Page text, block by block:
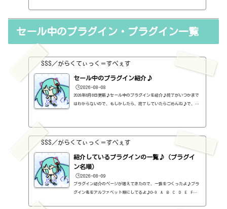
（追記）2日後にまさかの一本化を止めるという通知。販売も行われ
ab%e3%82%92%...
セール中のプラグイン・プラグイン一覧
SSS／がらくてぃっく＝すぺぇす
セール中のプラグイン紹介♪
🕒️2026-08-08
2026年8月8日更新♪セール中のプラグインを紹介♪終了がいつかまで
はわからないので、もしかしたら、終了していたらごめんね♪で、相
CLASSIC（2B Played Music）定価：29.99ドル → 19.99ドル（本家さ
ま）2B REVERBED（2B Played Music）定価：29.99ドル → 19.99ド
ル（本家さ...
SSS／がらくてぃっく＝すぺぇす
紹介しているプラグインの一覧♪（プラグイ
ン名順）
🕒️2026-08-09
プラグイン紹介のページが増えてきたので、一覧をつくったよ♪プラ
グイン名をアルファベット順にしてるよ♪0-9 A B C D E F G